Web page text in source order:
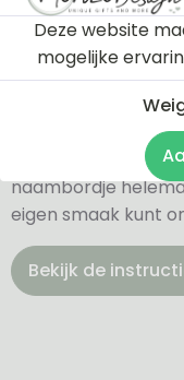
Via onderstaande
een tutorial die u
ontwerptool.
naambordje
eigen smaak kunt
Bekijk de
Deze website
mogelijke